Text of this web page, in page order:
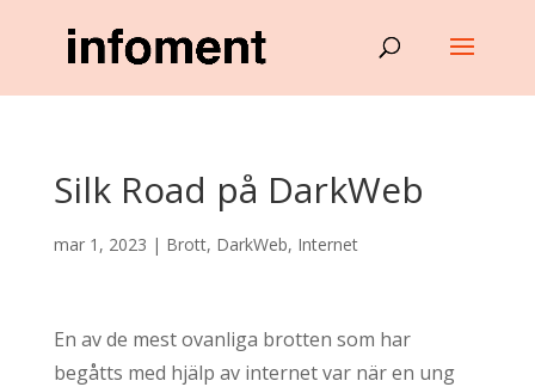
Silk Road på DarkWeb
mar 1, 2023 | Brott, DarkWeb, Internet
En av de mest ovanliga brotten som har
begåtts med hjälp av internet var när en ung